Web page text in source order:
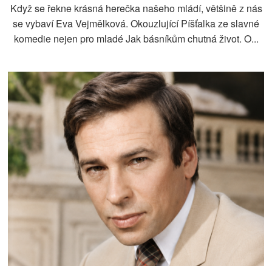
Když se řekne krásná herečka našeho mládí, většině z nás
se vybaví Eva Vejmělková. Okouzlující Píšťalka ze slavné
komedie nejen pro mladé Jak básníkům chutná život. O...